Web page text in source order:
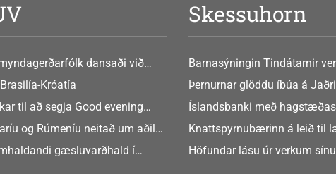
dansaði við
Króatía
til að segja Good evening
og Rúmeníu neitað um aðild
gæsluvarðhald í
Skessuhorn
Barnasýningin Tindátarnir
Bókasafni Akraness í dag ?
eftir Soffíu Björg
Þernurnar glöddu íbúa á Jaðri
Íslandsbanki með
tilboðið
Knattspyrnubærinn á leið til
Höfundar lásu úr verkum